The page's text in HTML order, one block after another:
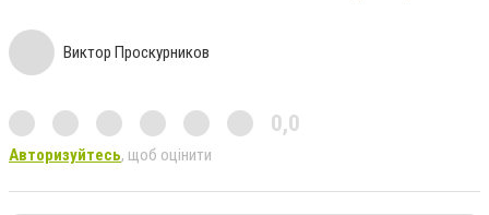
Виктор Проскурников
0,0
Авторизуйтесь, щоб оцінити